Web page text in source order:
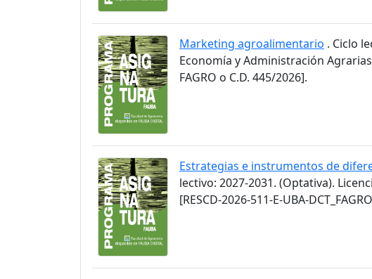
Marketing agroalimentario . Ciclo
Economía y Administración
FAGRO o C.D. 445/2026].
Estrategias e instrumentos de
lectivo: 2027-2031. (Optativa).
[RESCD-2026-511-E-UBA-